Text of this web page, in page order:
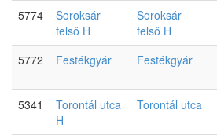
5774
Soroksár
felső H
Soroksár
felső H
5772
Festékgyár Festékgyár
5341
Torontál utca
H
Torontál utca